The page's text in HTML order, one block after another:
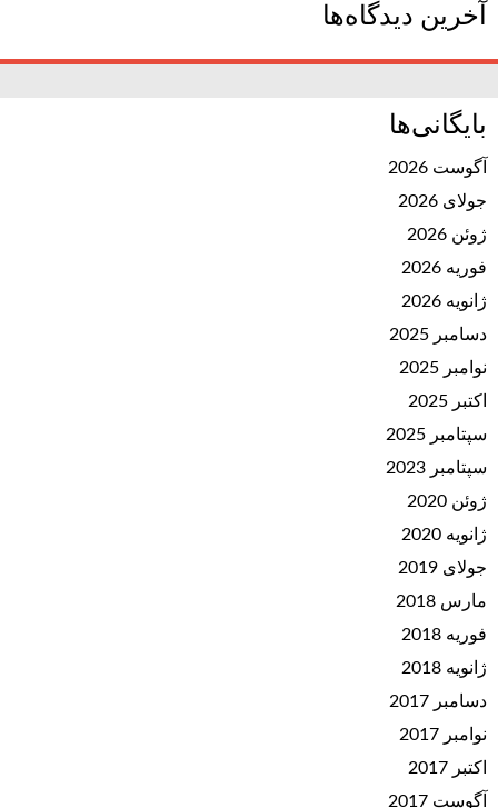
آخرین دیدگاه‌ها
بایگانی‌ها
آگوست 2026
جولای 2026
ژوئن 2026
فوریه 2026
ژانویه 2026
دسامبر 2025
نوامبر 2025
اکتبر 2025
سپتامبر 2025
سپتامبر 2023
ژوئن 2020
ژانویه 2020
جولای 2019
مارس 2018
فوریه 2018
ژانویه 2018
دسامبر 2017
نوامبر 2017
اکتبر 2017
آگوست 2017